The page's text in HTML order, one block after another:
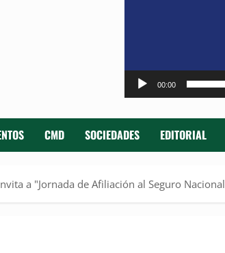
00:00
CMD SOCIEDADES EDITORIAL
a "Jornada de Afiliación al Seguro